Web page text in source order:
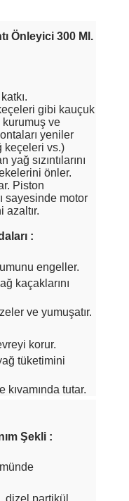
Önleyici 300 Ml.
gibi kauçuk
kurumuş ve
yeniler
keçeleri vs.)
sızıntılarını
önler.
Piston
sayesinde motor
azaltır.
:
engeller.
kaçaklarını
ve yumuşatır.
korur.
tüketimini
tutar.
Şekli :